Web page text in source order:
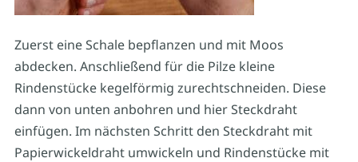
Zuerst eine Schale bepflanzen und mit Moos
abdecken. Anschließend für die Pilze kleine
Rindenstücke kegelförmig zurechtschneiden. Diese
dann von unten anbohren und hier Steckdraht
einfügen. Im nächsten Schritt den Steckdraht mit
Papierwickeldraht umwickeln und Rindenstücke mit